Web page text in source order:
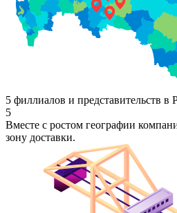
5 филлиалов и представительств в
5
Вместе с ростом географии
зону доставки.